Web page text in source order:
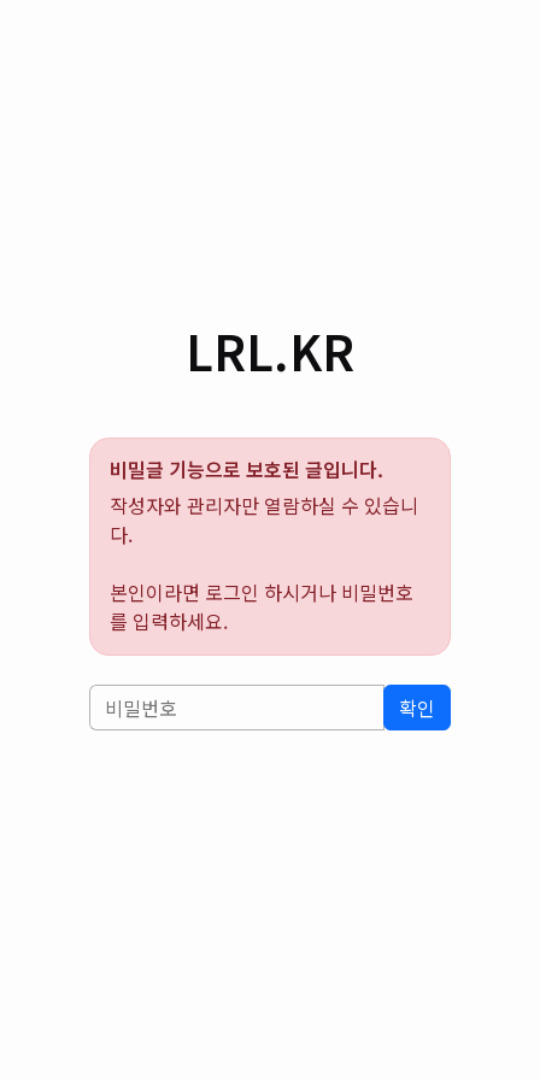
LRL.KR
비밀글 기능으로 보호된 글입니다.
작성자와 관리자만 열람하실 수 있습니
다.
본인이라면 로그인 하시거나 비밀번호
를 입력하세요.
확인